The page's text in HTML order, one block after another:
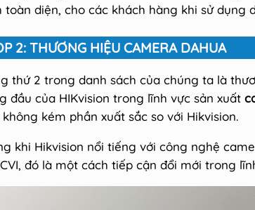
toàn diện, cho các khách hàng khi sử dụng
2: THƯƠNG HIỆU CAMERA DAHUA
thứ 2 trong danh sách của chúng ta là
đầu của HIKvision trong lĩnh vực sản xuất
kém phần xuất sắc so với Hikvision.
khi Hikvision nổi tiếng với công nghệ
đó là một cách tiếp cận đổi mới trong